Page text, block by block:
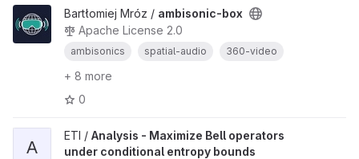
Bartłomiej Mróz / ambisonic-box
Apache License 2.0
ambisonics spatial-audio 360-video
+ 8 more
0
A
ETI / Analysis - Maximize Bell operators
under conditional entropy bounds